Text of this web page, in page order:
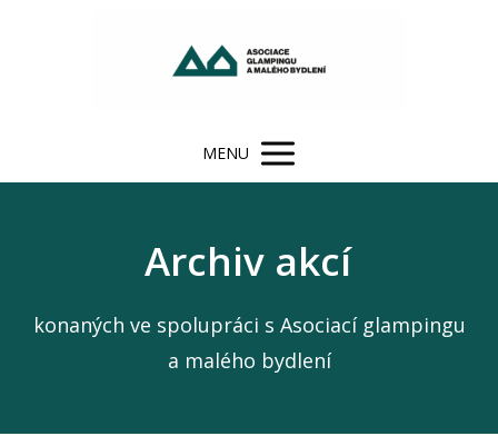
MENU
Archiv akcí
konaných ve spolupráci s Asociací glampingu
a malého bydlení